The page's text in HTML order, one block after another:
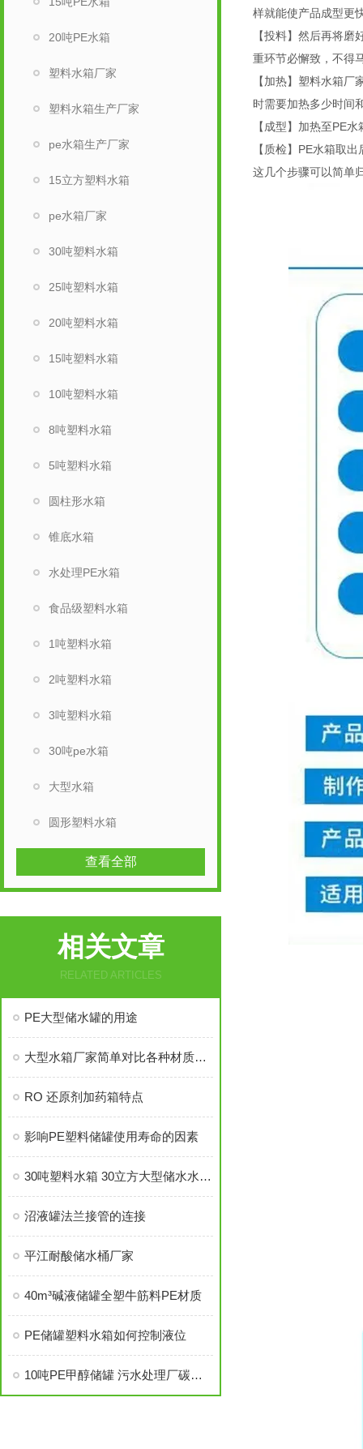
20吨PE水箱
塑料水箱厂家
塑料水箱生产厂家
pe水箱生产厂家
15立方塑料水箱
pe水箱厂家
30吨塑料水箱
25吨塑料水箱
20吨塑料水箱
15吨塑料水箱
10吨塑料水箱
8吨塑料水箱
5吨塑料水箱
圆柱形水箱
锥底水箱
水处理PE水箱
食品级塑料水箱
1吨塑料水箱
2吨塑料水箱
3吨塑料水箱
30吨pe水箱
大型水箱
圆形塑料水箱
查看全部
相关文章
RELATED ARTICLES
PE大型储水罐的用途
大型水箱厂家简单对比各种材质水箱使用性能
RO 还原剂加药箱特点
影响PE塑料储罐使用寿命的因素
30吨塑料水箱 30立方大型储水水箱如何运输装卸
沼液罐法兰接管的连接
平江耐酸储水桶厂家
40m³碱液储罐全塑牛筋料PE材质
PE储罐塑料水箱如何控制液位
10吨PE甲醇储罐 污水处理厂碳源投加间的碳源储罐
样就能使产品成型
【投料】然后再将
重环节必懈致，不
【加热】塑料水箱
时需要加热多少时间
【成型】加热至PE
【质检】PE水箱取
这几个步骤可以简